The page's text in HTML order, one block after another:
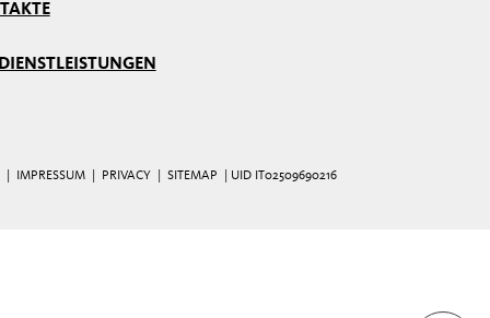
IMPRESSUM PRIVACY SITEMAP | UID IT02509690216